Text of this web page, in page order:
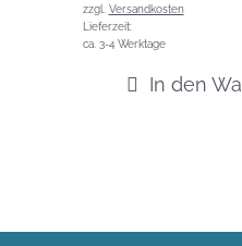
zzgl. Versandkosten
Lieferzeit:
ca. 3-4 Werktage
In den